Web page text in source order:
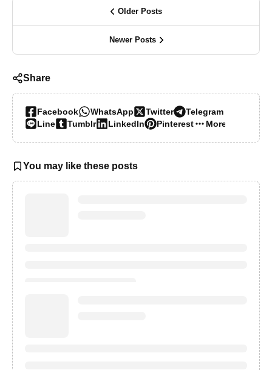
Older Posts
Newer Posts
Share
Facebook WhatsApp Twitter
Telegram
Line
Tumblr LinkedIn Pinterest More…
You may like these posts